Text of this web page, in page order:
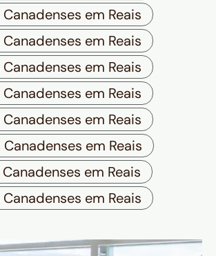
em Reais
em Reais
em Reais
em Reais
em Reais
em Reais
em Reais
em Reais